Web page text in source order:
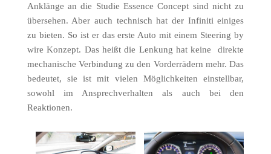
Anklänge an die Studie Essence Concept sind nicht zu
übersehen. Aber auch technisch hat der Infiniti einiges
zu bieten. So ist er das erste Auto mit einem Steering by
wire Konzept. Das heißt die Lenkung hat keine direkte
mechanische Verbindung zu den Vorderrädern mehr. Das
bedeutet, sie ist mit vielen Möglichkeiten einstellbar,
sowohl im Ansprechverhalten als auch bei den
Reaktionen.